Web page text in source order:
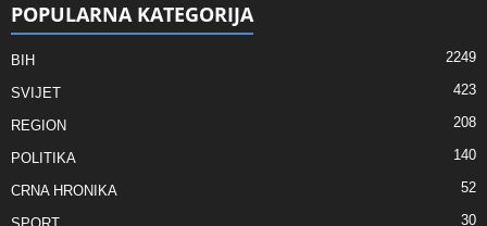
POPULARNA KATEGORIJA
BIH 2249
SVIJET 423
REGION 208
POLITIKA 140
CRNA HRONIKA 52
30